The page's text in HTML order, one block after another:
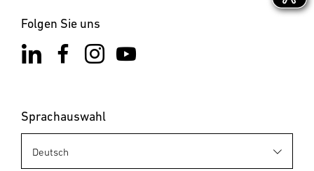
Folgen Sie uns
Sprachauswahl